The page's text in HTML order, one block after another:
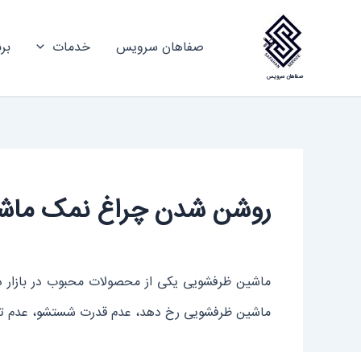
صفاهان سرویس
صفاهان سرویس خدمات
روشن شدن چراغ نمک
ماشین ظرفشویی یکی از محصولات محبوب در
ماشین ظرفشویی رخ دهد، عدم قدرت شستشو،